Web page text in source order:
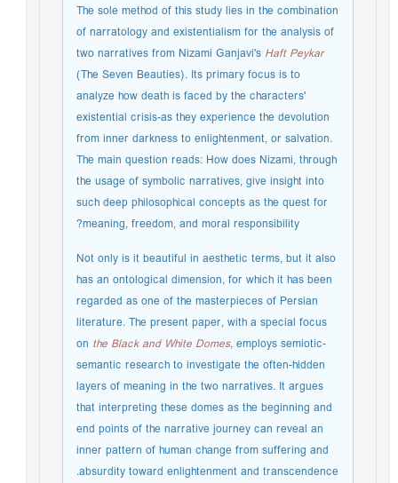
The sole method of this study lies in the combination
of narratology and existentialism for the analysis of
two narratives from Nizami Ganjavi'sHaft Peykar
(The Seven Beauties). Its primary focus is to
analyze how death is faced by the characters'
existential crisis-as they experience the devolution
from inner darkness to enlightenment, or salvation.
The main question reads: How does Nizami, through
the usage of symbolic narratives, give insight into
such deep philosophical concepts as the quest for
meaning, freedom, and moral responsibility?
Not only is it beautiful in aesthetic terms, but it also
has an ontological dimension, for which it has been
regarded as one of the masterpieces of Persian
literature. The present paper, with a special focus
onthe Black and White Domes, employs semiotic-
semantic research to investigate the often-hidden
layers of meaning in the two narratives. It argues
that interpreting these domes as the beginning and
end points of the narrative journey can reveal an
inner pattern of human change from suffering and
absurdity toward enlightenment and transcendence.